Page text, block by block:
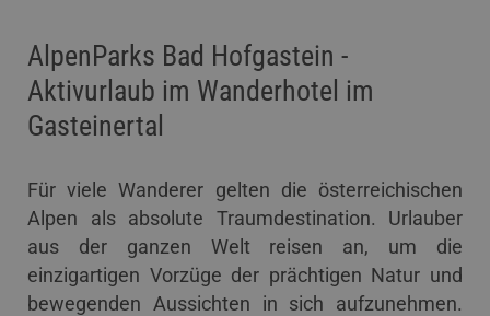
AlpenParks Bad Hofgastein -
Aktivurlaub im Wanderhotel im
Gasteinertal
Für viele Wanderer gelten die österreichischen
Alpen als absolute Traumdestination. Urlauber
aus der ganzen Welt reisen an, um die
einzigartigen Vorzüge der prächtigen Natur und
bewegenden Aussichten in sich aufzunehmen.